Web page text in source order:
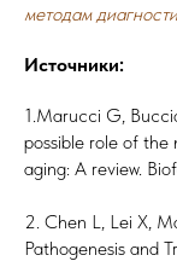
методам
Источники:
1.Marucci G,
possible role of the
aging: A review.
2. Chen L, Lei X,
Pathogenesis and